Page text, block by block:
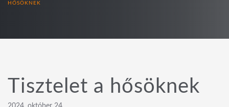
HŐSÖKNEK
Tisztelet a hősöknek